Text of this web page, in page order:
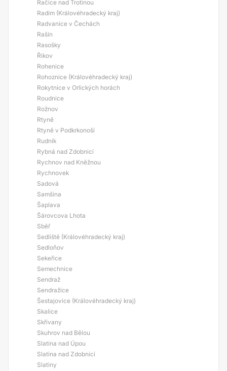
Račice nad Trotinou
Radim (Královéhradecký kraj)
Radvanice v Čechách
Rašín
Rasošky
Řikov
Rohenice
Rohoznice (Královéhradecký kraj)
Rokytnice v Orlických horách
Roudnice
Rožnov
Rtyně
Rtyně v Podkrkonoší
Rudník
Rybná nad Zdobnicí
Rychnov nad Kněžnou
Rychnovek
Sadová
Samšina
Šaplava
Šárovcova Lhota
Sběř
Sedliště (Královéhradecký kraj)
Sedloňov
Sekeřice
Semechnice
Sendraž
Sendražice
Šestajovice (Královéhradecký kraj)
Skalice
Skřivany
Skuhrov nad Bělou
Slatina nad Úpou
Slatina nad Zdobnicí
Slatiny